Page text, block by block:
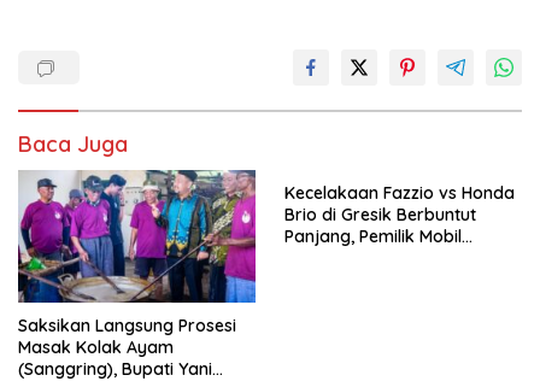
Baca Juga
Saksikan Langsung Prosesi
Masak Kolak Ayam
(Sanggring), Bupati Yani
Kecelakaan Fazzio vs Honda
Brio di Gresik Berbuntut
Panjang, Pemilik Mobil